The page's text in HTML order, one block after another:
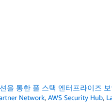
을 통한 풀 스택 엔터프라이즈
Network,AWS Security Hub,